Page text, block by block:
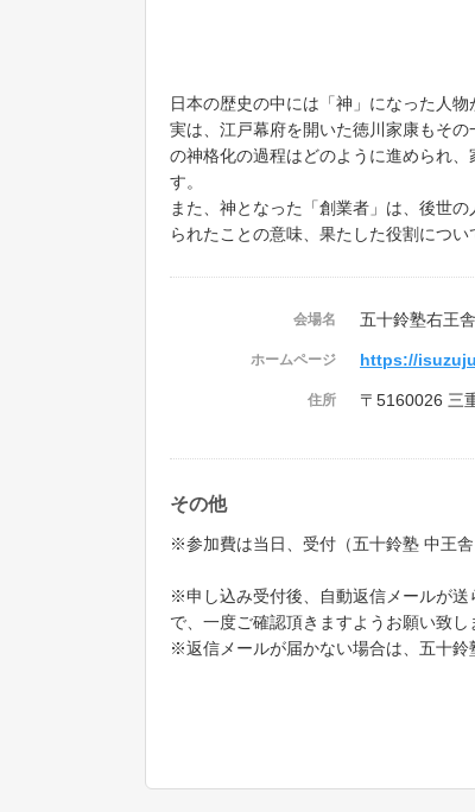
日本の歴史の中には「神」になった人
実は、江戸幕府を開いた徳川家康もそ
の神格化の過程はどのように進められ
す。
また、神となった「創業者」は、後世
られたことの意味、果たした役割につ
会場名 五十鈴塾右王舎
ホームページ https://
住所 〒5160026 三
その他
※参加費は当日、受付（五十鈴塾 中王舎
※申し込み受付後、自動返信メールが
で、一度ご確認頂きますようお願い致し
※返信メールが届かない場合は、五十鈴